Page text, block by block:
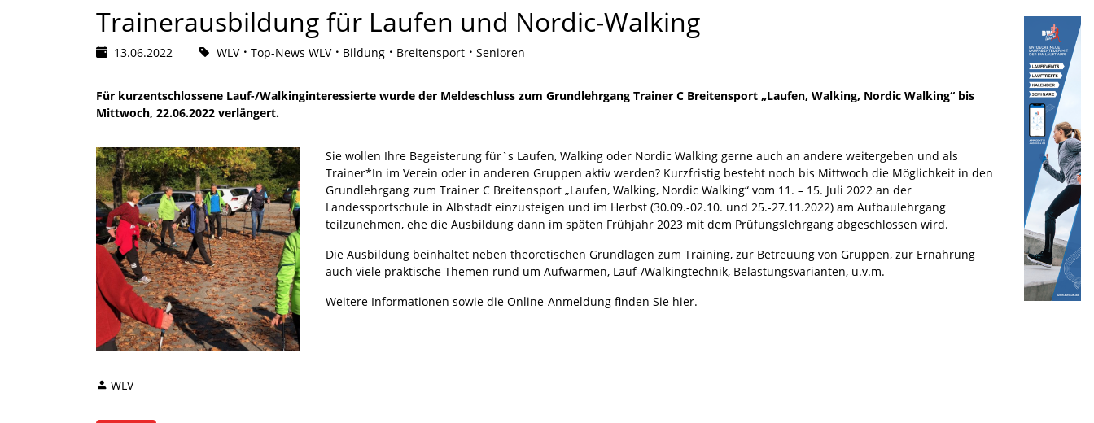
Trainerausbildung für Laufen und Nordic-Walking
13.06.2022 WLV Top-News WLV Bildung Breitensport Senioren
Für kurzentschlossene Lauf-/Walkinginteressierte wurde der Meldeschluss zum Grundlehrgang Trainer C Breitensport „Laufen, Walking, Nordic Walking“ bis
Mittwoch, 22.06.2022 verlängert.
Sie wollen Ihre Begeisterung für`s Laufen, Walking oder Nordic Walking gerne auch an andere weitergeben und als
Trainer*In im Verein oder in anderen Gruppen aktiv werden? Kurzfristig besteht noch bis Mittwoch die Möglichkeit in den
Grundlehrgang zum Trainer C Breitensport „Laufen, Walking, Nordic Walking“ vom 11. – 15. Juli 2022 an der
Landessportschule in Albstadt einzusteigen und im Herbst (30.09.-02.10. und 25.-27.11.2022) am Aufbaulehrgang
teilzunehmen, ehe die Ausbildung dann im späten Frühjahr 2023 mit dem Prüfungslehrgang abgeschlossen wird.
Die Ausbildung beinhaltet neben theoretischen Grundlagen zum Training, zur Betreuung von Gruppen, zur Ernährung
auch viele praktische Themen rund um Aufwärmen, Lauf-/Walkingtechnik, Belastungsvarianten, u.v.m.
Weitere Informationen sowie die Online-Anmeldung finden Sie hier.
WLV